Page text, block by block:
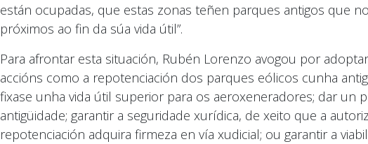
están ocupadas, que estas zonas teñen parques antigos que
próximos ao fin da súa vida útil”.
Para afrontar esta situación, Rubén Lorenzo avogou por
accións como a repotenciación dos parques eólicos cunha
fixase unha vida útil superior para os aeroxeneradores; dar un
antigüidade; garantir a seguridade xurídica, de xeito que a
repotenciación adquira firmeza en vía xudicial; ou garantir a